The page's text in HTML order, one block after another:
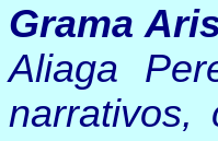
Grama
Aliaga
narrativos,